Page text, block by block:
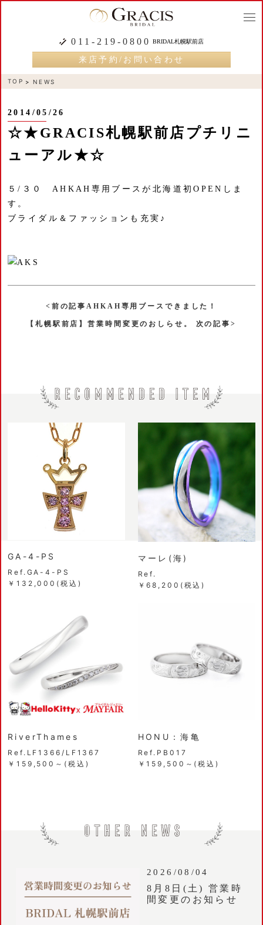
011-219-0800 BRIDAL札幌駅前店
来店予約/お問い合わせ
TOP NEWS
2014/05/26
☆★GRACIS札幌駅前店プチリニ
ューアル★☆
５/３０ AHKAH専用ブースが北海道初OPENしま
す。
ブライダル＆ファッションも充実♪
<前の記事AHKAH専用ブースできました！
【札幌駅前店】営業時間変更のおしらせ。 次の記事>
GA-4-PS
Ref.GA-4-PS
￥132,000(税込)
マーレ(海)
Ref.
￥68,200(税込)
RiverThames
Ref.LF1366/LF1367
￥159,500～(税込)
HONU：海亀
Ref.PB017
￥159,500～(税込)
2026/08/04
8月8日(土) 営業時
間変更のお知らせ